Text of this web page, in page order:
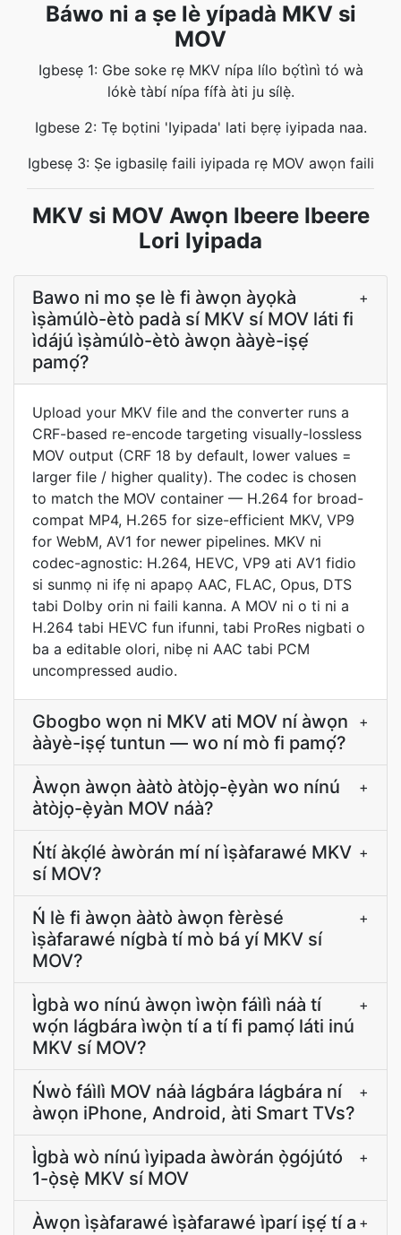
Báwo ni a ṣe lè yípadà MKV si
MOV
Igbesẹ 1: Gbe soke rẹ MKV nípa lílo bọ́tìnì tó wà
lókè tàbí nípa fífà àti ju sílẹ̀.
Igbese 2: Tẹ bọtini 'Iyipada' lati bẹrẹ iyipada naa.
Igbesẹ 3: Ṣe igbasilẹ faili iyipada rẹ MOV awọn faili
MKV si MOV Awọn Ibeere Ibeere
Lori Iyipada
Bawo ni mo ṣe lè fi àwọn àyọkà
ìṣàmúlò-ètò padà sí MKV sí MOV láti fi
ìdájú ìṣàmúlò-ètò àwọn ààyè-iṣẹ́
pamọ́?
+
Upload your MKV file and the converter runs a
CRF-based re-encode targeting visually-lossless
MOV output (CRF 18 by default, lower values =
larger file / higher quality). The codec is chosen
to match the MOV container — H.264 for broad-
compat MP4, H.265 for size-efficient MKV, VP9
for WebM, AV1 for newer pipelines. MKV ni
codec-agnostic: H.264, HEVC, VP9 ati AV1 fidio
si sunmọ ni ifẹ ni apapọ AAC, FLAC, Opus, DTS
tabi Dolby orin ni faili kanna. A MOV ni o ti ni a
H.264 tabi HEVC fun ifunni, tabi ProRes nigbati o
ba a editable olori, nibẹ ni AAC tabi PCM
uncompressed audio.
Gbogbo wọn ni MKV ati MOV ní àwọn
ààyè-iṣẹ́ tuntun — wo ní mò fi pamọ́?
+
Àwọn àwọn ààtò àtòjọ-ẹ̀yàn wo nínú
àtòjọ-ẹ̀yàn MOV náà?
+
Ńtí àkọ́lé àwòrán mí ní ìṣàfarawé MKV
sí MOV?
+
Ń lè fi àwọn ààtò àwọn fèrèsé
ìṣàfarawé nígbà tí mò bá yí MKV sí
MOV?
+
Ìgbà wo nínú àwọn ìwọ̀n fáìlì náà tí
wọ́n lágbára ìwọ̀n tí a tí fi pamọ́ láti inú
MKV sí MOV?
+
Ńwò fáìlì MOV náà lágbára lágbára ní
àwọn iPhone, Android, àti Smart TVs?
+
Ìgbà wò nínú ìyipada àwòrán ọ̀gójútó
1-ọ̀sẹ̀ MKV sí MOV
+
Àwọn ìṣàfarawé ìṣàfarawé ìparí iṣẹ́ tí a +